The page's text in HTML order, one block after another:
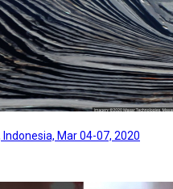
Mar 04-07, 2020